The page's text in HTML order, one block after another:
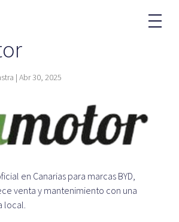
| Abr 30, 2025
en Canarias para marcas BYD,
venta y mantenimiento con una
local.